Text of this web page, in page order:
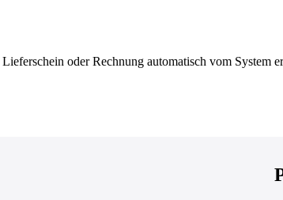
oder Rechnung automatisch vom System